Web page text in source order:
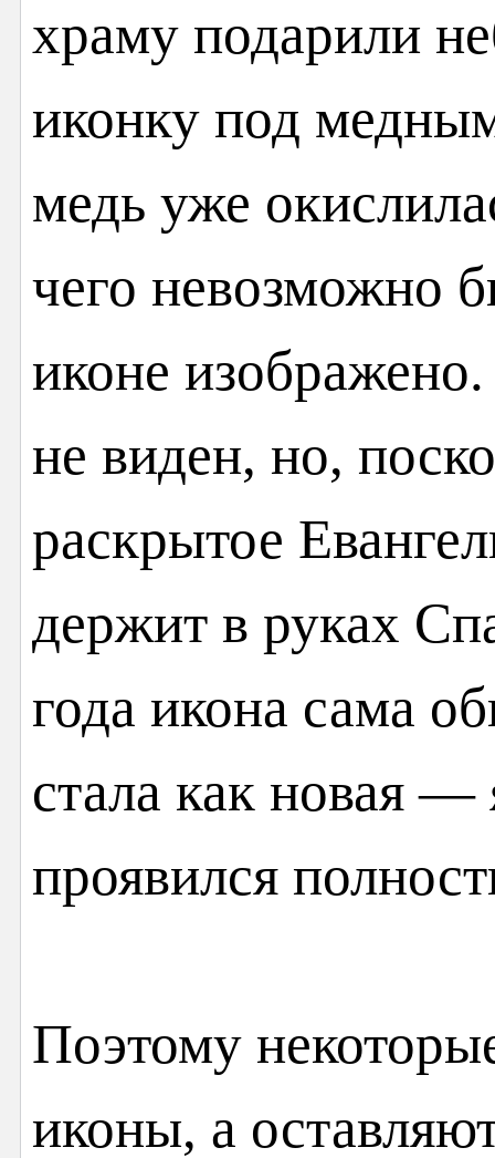
храму подарили
иконку под
медь уже
чего невозможно
иконе
не виден, но,
раскрытое
держит в руках
года икона сама
стала как новая —
проявился
Поэтому
иконы, а